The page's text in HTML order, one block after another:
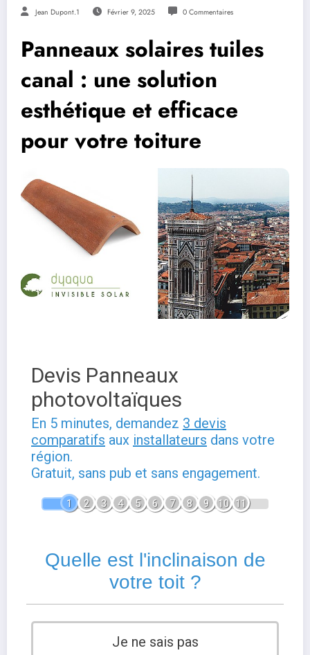
Jean Dupont.1 Février 9, 2025 0 Commentaires
Panneaux solaires tuiles
canal : une solution
esthétique et efficace
pour votre toiture
Devis Panneaux
photovoltaïques
En 5 minutes, demandez 3 devis
comparatifs aux installateurs dans votre
région.
Gratuit, sans pub et sans engagement.
1 2 3 4 5 6 7 8 9 10 11
Quelle est l'inclinaison de
votre toit ?
Je ne sais pas